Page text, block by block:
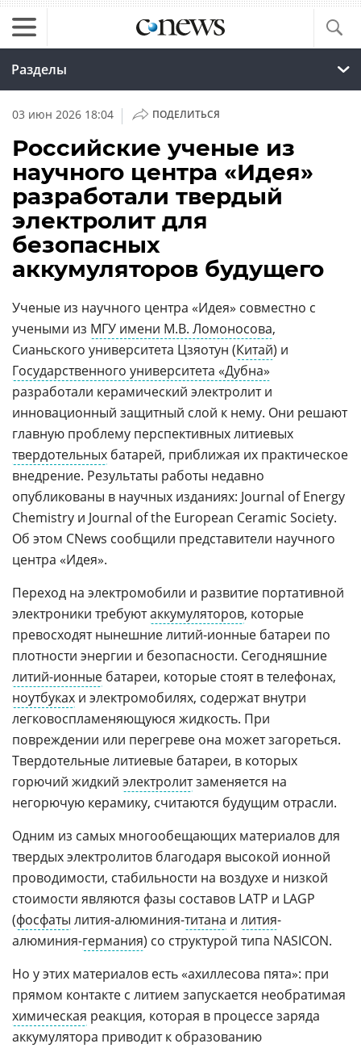
Разделы
03 июн 2026 18:04 | ПОДЕЛИТЬСЯ
Российские ученые из
научного центра «Идея»
разработали твердый
электролит для
безопасных
аккумуляторов будущего
Ученые из научного центра «Идея» совместно с
учеными из МГУ имени М.В. Ломоносова,
Сианьского университета Цзяотун (Китай) и
Государственного университета «Дубна»
разработали керамический электролит и
инновационный защитный слой к нему. Они решают
главную проблему перспективных литиевых
твердотельных батарей, приближая их практическое
внедрение. Результаты работы недавно
опубликованы в научных изданиях: Journal of Energy
Chemistry и Journal of the European Ceramic Society.
Об этом CNews сообщили представители научного
центра «Идея».
Переход на электромобили и развитие портативной
электроники требуютаккумуляторов, которые
превосходят нынешние литий-ионные батареи по
плотности энергии и безопасности. Сегодняшние
литий-ионные батареи, которые стоят в телефонах,
ноутбуках и электромобилях, содержат внутри
легковоспламеняющуюся жидкость. При
повреждении или перегреве она может загореться.
Твердотельные литиевые батареи, в которых
горючий жидкий электролитзаменяется на
негорючую керамику, считаются будущим отрасли.
Одним из самых многообещающих материалов для
твердых электролитов благодаря высокой ионной
проводимости, стабильности на воздухе и низкой
стоимости являются фазы составов LATP и LAGP
(фосфаты лития-алюминия-титана и лития-
алюминия-германия) со структурой типа NASICON.
Но у этих материалов есть «ахиллесова пята»: при
прямом контакте с литием запускается необратимая
химическая реакция, которая в процессе заряда
аккумулятора приводит к образованию